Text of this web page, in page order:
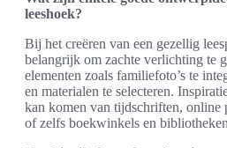
leeshoek?
Bij het creëren van een gezellig
belangrijk om zachte verlichting te
elementen zoals familiefoto’s te
en materialen te selecteren.
kan komen van tijdschriften, online
of zelfs boekwinkels en